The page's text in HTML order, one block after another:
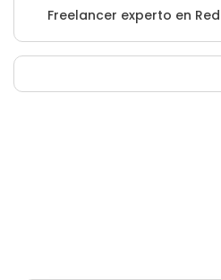
Freelancer experto en